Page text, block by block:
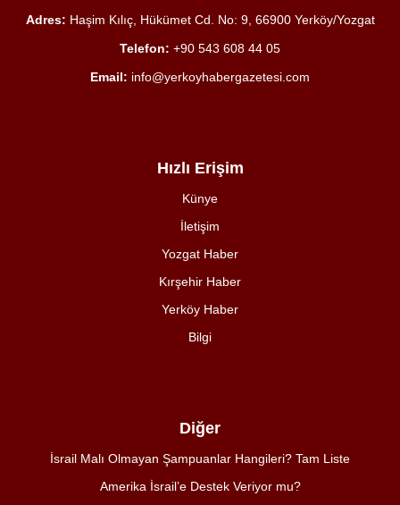
Adres: Haşim Kılıç, Hükümet Cd. No: 9, 66900 Yerköy/Yozgat
Telefon: +90 543 608 44 05
Email: info@yerkoyhabergazetesi.com
Hızlı Erişim
Künye
İletişim
Yozgat Haber
Kırşehir Haber
Yerköy Haber
Bilgi
Diğer
İsrail Malı Olmayan Şampuanlar Hangileri? Tam Liste
Amerika İsrail’e Destek Veriyor mu?